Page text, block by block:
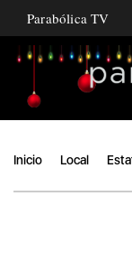
Parabólica TV
Inicio Local